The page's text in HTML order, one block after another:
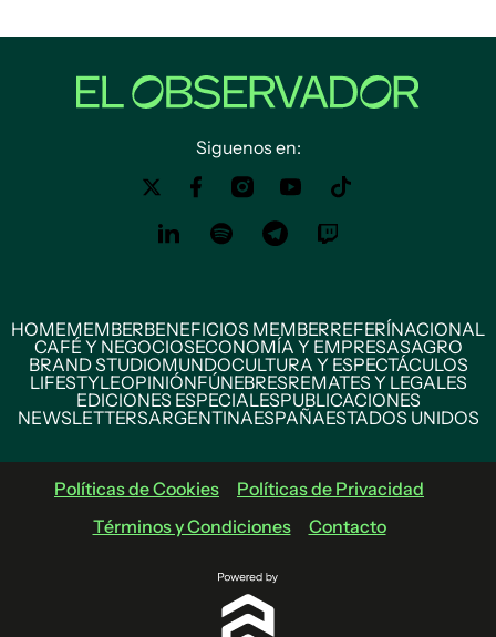
Siguenos en:
HOMEMEMBERBENEFICIOS MEMBERREFERÍNACIONAL
CAFÉ Y NEGOCIOSECONOMÍA Y EMPRESASAGRO
BRAND STUDIOMUNDOCULTURA Y ESPECTÁCULOS
LIFESTYLEOPINIÓNFÚNEBRESREMATES Y LEGALES
EDICIONES ESPECIALESPUBLICACIONES
NEWSLETTERSARGENTINAESPAÑAESTADOS UNIDOS
Políticas de Cookies
Políticas de Privacidad
Términos y Condiciones
Contacto